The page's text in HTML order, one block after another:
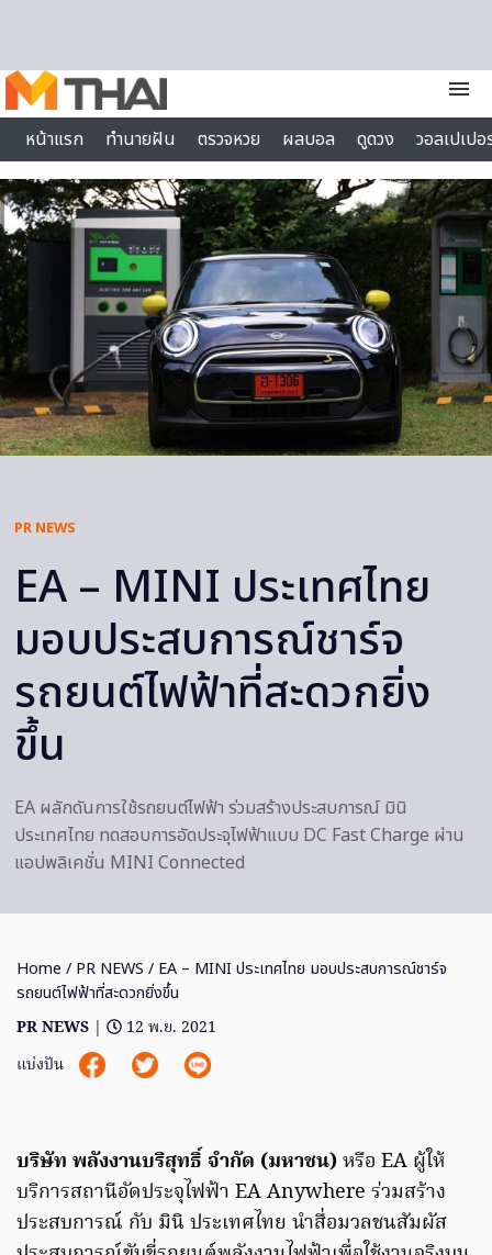
menu
หน้าแรก
ทำนายฝัน ตรวจหวย ผลบอล ดูดวง
วอลเปเป
ไลฟ์สไตล์
PR NEWS
EA – MINI ประเทศไทย
มอบประสบการณ์ชาร์จ
รถยนต์ไฟฟ้าที่สะดวกยิ่ง
ขึ้น
EA ผลักดันการใช้รถยนต์ไฟฟ้า ร่วมสร้างประสบการณ์ มินิ
ประเทศไทย ทดสอบการอัดประจุไฟฟ้าแบบ DC Fast Charge ผ่าน
แอปพลิเคชั่น MINI Connected
Home / PR NEWS / EA – MINI ประเทศไทย มอบประสบการณ์ชาร์จ
รถยนต์ไฟฟ้าที่สะดวกยิ่งขึ้น
PR NEWS |
12 พ.ย. 2021
แบ่งปัน
บริษัท พลังงานบริสุทธิ์ จำกัด (มหาชน)หรือ EA ผู้ให้
บริการสถานีอัดประจุไฟฟ้า EA Anywhere ร่วมสร้าง
ประสบการณ์ กับ มินิ ประเทศไทย นำสื่อมวลชนสัมผัส